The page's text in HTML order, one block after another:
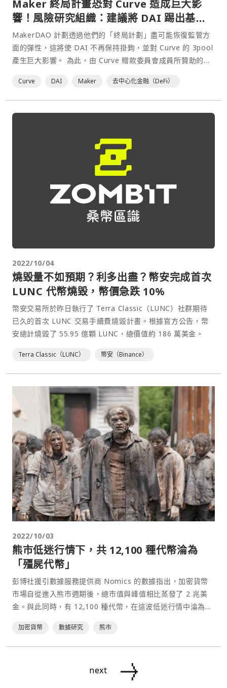
Maker 終局計畫恐對 Curve 造成巨大影
響！風險研究組織：建議將 DAI 踢出基礎
池
MakerDAO 計劃透過他們的「終局計劃」盡可能恢復監管方
面的彈性，這將使 DAI 不再保持掛鉤，並對 Curve 的 3pool
產生巨大影響。 為此，由 Curve 贈款委員會成員所贊助的獨
議。
Curve DAI Maker 去中心化金融（DeFi）
2022/10/04
燒毀量不如預期？利多出盡？幣安完成首次
LUNC 代幣燒毀，幣價急跌 10%
幣安交易所於昨日執行了 Terra Classic（LUNC）社群期待
已久的首次 LUNC 交易手續費燒毀計畫。根據官方公告，幣
安總計燒毀了 55.95 億顆 LUNC，總價值約 186 萬美金。
Terra Classic（LUNC） 幣安（Binance）
2022/10/03
熊市低迷行情下，共 12,100 種代幣淪為
「殭屍代幣」
彭博社援引數據服務提供商 Nomics 的數據指出，加密貨幣
市場自從進入熊市週期後，總市值與峰值相比蒸發了 2 兆美
金。與此同時，有 12,100 種代幣，在這波低迷行情中淪為
加密貨幣 數據研究 熊市
next